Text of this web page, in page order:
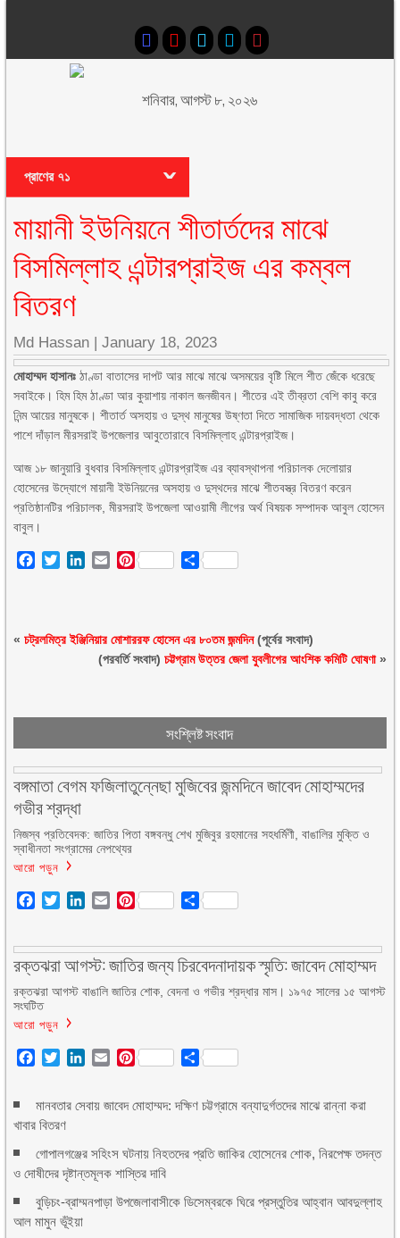
শনিবার, আগস্ট ৮, ২০২৬
প্রাণের ৭১
মায়ানী ইউনিয়নে শীতার্তদের মাঝে
বিসমিল্লাহ এন্টারপ্রাইজ এর কম্বল
বিতরণ
Md Hassan |January 18, 2023
মোহাম্মদ হাসানঃ ঠাণ্ডা বাতাসের দাপট আর মাঝে মাঝে অসময়ের বৃষ্টি মিলে শীত জেঁকে ধরেছে
সবাইকে। হিম হিম ঠাণ্ডা আর কুয়াশায় নাকাল জনজীবন। শীতের এই তীব্রতা বেশি কাবু করে
নিন্ম আয়ের মানুষকে। শীতার্ত অসহায় ও দুস্থ মানুষের উষ্ণতা দিতে সামাজিক দায়বদ্ধতা থেকে
পাশে দাঁড়াল মীরসরাই উপজেলার আবুতোরাবে বিসমিল্লাহ এন্টারপ্রাইজ।
আজ ১৮ জানুয়ারি বুধবার বিসমিল্লাহ এন্টারপ্রাইজ এর ব্যাবস্থাপনা পরিচালক দেলোয়ার
হোসেনের উদ্যোগে মায়ানী ইউনিয়নের অসহায় ও দুস্থদের মাঝে শীতবস্ত্র বিতরণ করেন
প্রতিষ্ঠানটির পরিচালক, মীরসরাই উপজেলা আওয়ামী লীগের অর্থ বিষয়ক সম্পাদক আবুল হোসেন
বাবুল।
Facebook
TwitterLinkedIn
EmailPinterest Share
«চট্রলমিত্র ইঞ্জিনিয়ার মোশাররফ হোসেন এর ৮০তম জন্মদিন(পূর্বের সংবাদ)
(পরবর্তি সংবাদ) চট্টগ্রাম উত্তর জেলা যুবলীগের আংশিক কমিটি ঘোষণা»
সংশ্লিষ্ট সংবাদ
বঙ্গমাতা বেগম ফজিলাতুন্নেছা মুজিবের জন্মদিনে জাবেদ মোহাম্মদের
গভীর শ্রদ্ধা
নিজস্ব প্রতিবেদক: জাতির পিতা বঙ্গবন্ধু শেখ মুজিবুর রহমানের সহধর্মিণী, বাঙালির মুক্তি ও
স্বাধীনতা সংগ্রামের নেপথ্যের
আরো পড়ুন
Facebook
TwitterLinkedIn
EmailPinterest Share
রক্তঝরা আগস্ট: জাতির জন্য চিরবেদনাদায়ক স্মৃতি: জাবেদ মোহাম্মদ
রক্তঝরা আগস্ট বাঙালি জাতির শোক, বেদনা ও গভীর শ্রদ্ধার মাস। ১৯৭৫ সালের ১৫ আগস্ট
সংঘটিত
আরো পড়ুন
Facebook
TwitterLinkedIn
EmailPinterest Share
মানবতার সেবায় জাবেদ মোহাম্মদ: দক্ষিণ চট্টগ্রামে বন্যাদুর্গতদের মাঝে রান্না করা
খাবার বিতরণ
গোপালগঞ্জের সহিংস ঘটনায় নিহতদের প্রতি জাকির হোসেনের শোক, নিরপেক্ষ তদন্ত
ও দোষীদের দৃষ্টান্তমূলক শাস্তির দাবি
বুড়িচং-ব্রাম্মনপাড়া উপজেলাবাসীকে ডিসেম্বরকে ঘিরে প্রস্তুতির আহ্বান আবদুল্লাহ
আল মামুন ভূঁইয়া